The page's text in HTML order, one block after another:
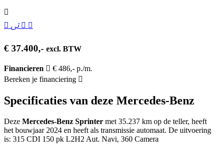
€ 37.400,- excl. BTW
Financieren
€ 486,- p./m.
Bereken je financiering
Specificaties van deze Mercedes-Benz
Deze Mercedes-Benz Sprinter met 35.237 km op de teller, heeft
het bouwjaar 2024 en heeft als transmissie automaat. De uitvoering
is: 315 CDI 150 pk L2H2 Aut. Navi, 360 Camera